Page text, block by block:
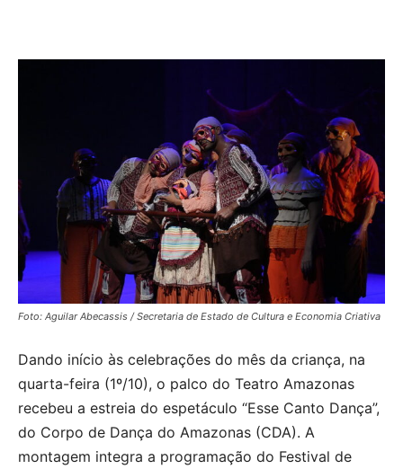
Foto: Aguilar Abecassis / Secretaria de Estado de Cultura e Economia Criativa
Dando início às celebrações do mês da criança, na
quarta-feira (1º/10), o palco do Teatro Amazonas
recebeu a estreia do espetáculo “Esse Canto Dança”,
do Corpo de Dança do Amazonas (CDA). A
montagem integra a programação do Festival de